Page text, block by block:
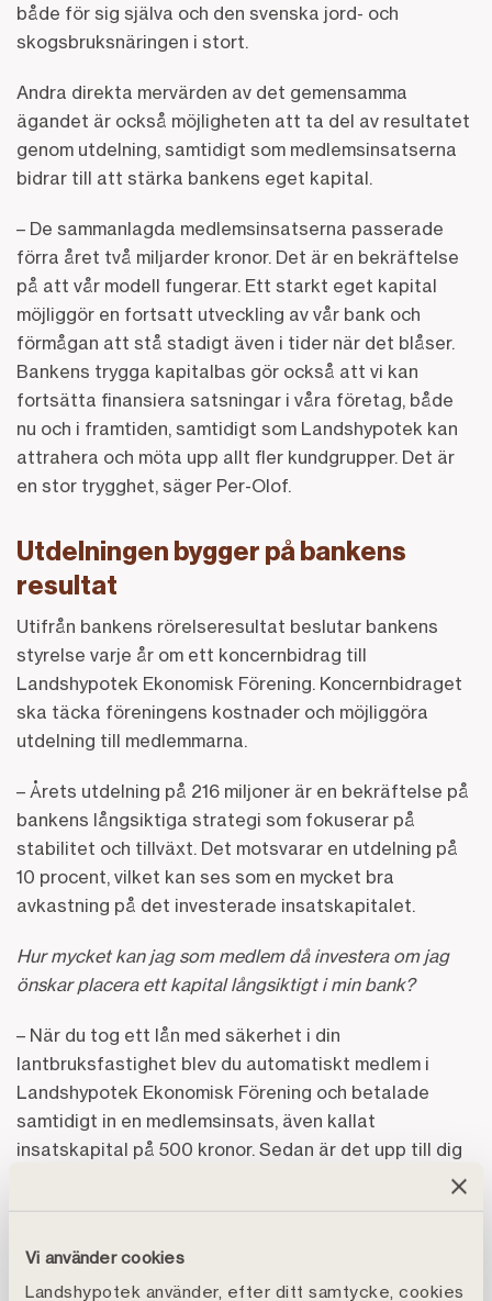
Vi använder cookies
Landshypotek använder, efter ditt samtycke, cookies
både för sig själva och den svenska jord- och
skogsbruksnäringen i stort.
Andra direkta mervärden av det gemensamma
ägandet är också möjligheten att ta del av resultatet
genom utdelning, samtidigt som medlemsinsatserna
bidrar till att stärka bankens eget kapital.
– De sammanlagda medlemsinsatserna passerade
förra året två miljarder kronor. Det är en bekräftelse
på att vår modell fungerar. Ett starkt eget kapital
möjliggör en fortsatt utveckling av vår bank och
förmågan att stå stadigt även i tider när det blåser.
Bankens trygga kapitalbas gör också att vi kan
fortsätta finansiera satsningar i våra företag, både
nu och i framtiden, samtidigt som Landshypotek kan
attrahera och möta upp allt fler kundgrupper. Det är
en stor trygghet, säger Per-Olof.
Utdelningen bygger på bankens
resultat
Utifrån bankens rörelseresultat beslutar bankens
styrelse varje år om ett koncernbidrag till
Landshypotek Ekonomisk Förening. Koncernbidraget
ska täcka föreningens kostnader och möjliggöra
utdelning till medlemmarna.
– Årets utdelning på 216 miljoner är en bekräftelse på
bankens långsiktiga strategi som fokuserar på
stabilitet och tillväxt. Det motsvarar en utdelning på
10 procent, vilket kan ses som en mycket bra
avkastning på det investerade insatskapitalet.
Hur mycket kan jag som medlem då investera om jag
önskar placera ett kapital långsiktigt i min bank?
– När du tog ett lån med säkerhet i din
lantbruksfastighet blev du automatiskt medlem i
Landshypotek Ekonomisk Förening och betalade
samtidigt in en medlemsinsats, även kallat
insatskapital på 500 kronor. Sedan är det upp till dig
engångsinsättning eller pö om pö, tills du nått
banken, förklarar Per-Olof.